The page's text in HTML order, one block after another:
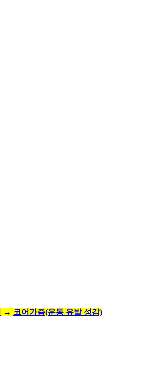
→ 코어가즘(운동 유발 성감)